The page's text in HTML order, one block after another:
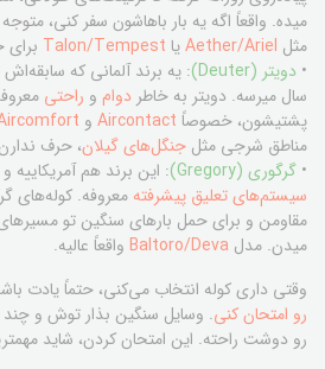
میده. واقعاً اگه یه بار باهاشون سفر کنی،
مثل Aether/Arielیا Talon/Tempest برای
• دویتر (Deuter)
سال میرسه. دویتر به خاطر دوام و راحتی
پشتیشون، خصوصاً Aircontact و
مناطق شرجی مثل جنگل‌های گیلان، حرف
• گرگوری (Gregory) : این برند هم آمریکاییه
سیستم‌های تعلیق پیشرفته معروفه. کوله‌های
مقاومن و برای حمل بارهای سنگین تو
میدن. مدل Baltoro/Deva واقعاً عالیه.
وقتی داری کوله انتخاب می‌کنی، حتماً یادت
رو امتحان کنی. وسایل سنگین بذار توش و چند
رو دوشت راحته. این امتحان کردن، شاید